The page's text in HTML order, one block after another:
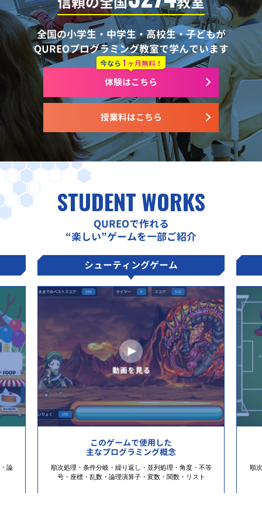
全国の小学生・中学生・高校生・子どもが
QUREOプログラミング教室で学んでいます
授業料はこちら
今なら 1 ヶ月無料！
体験はこちら
STUDENT WORKS
QUREOで作れる
“楽しい”ゲームを一部ご紹介
論
シューティングゲーム
このゲームで使用した
主なプログラミング概念
順次処理・条件分岐・繰り返し・並列処理・角度・不等
号・座標・乱数・論理演算子・変数・関数・リスト
順